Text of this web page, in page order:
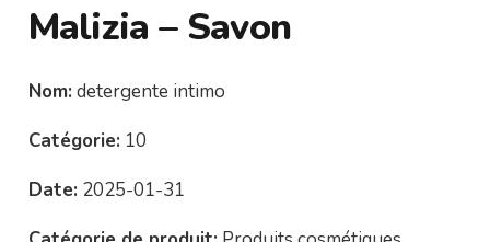
Malizia – Savon
Nom: detergente intimo
Catégorie: 10
Date: 2025-01-31